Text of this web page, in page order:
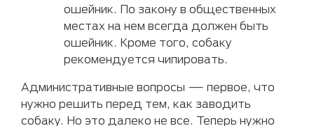
ошейник. По закону в общественных
местах на нем всегда должен быть
ошейник. Кроме того, собаку
рекомендуется чипировать.
Административные вопросы — первое, что
нужно решить перед тем, как заводить
собаку. Но это далеко не все. Теперь нужно